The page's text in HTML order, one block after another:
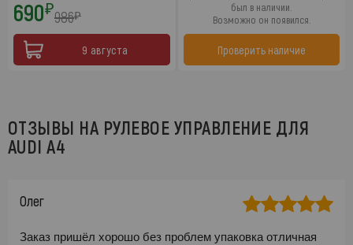
690₽986₽
9 августа
был в наличии.
Возможно он появился.
Проверить наличие
ОТЗЫВЫ НА РУЛЕВОЕ УПРАВЛЕНИЕ ДЛЯ
AUDI A4
Олег
Заказ пришёл хорошо без проблем упаковка отличная